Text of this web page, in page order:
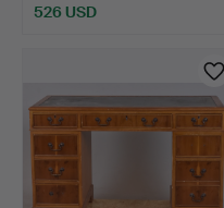
526 USD